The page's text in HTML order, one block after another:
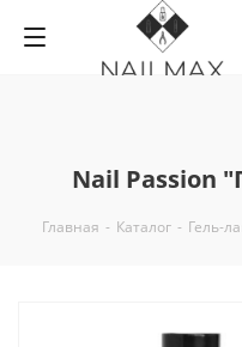
Nail Passion
Главная - Каталог - Гель-